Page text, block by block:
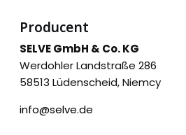
Producent
SELVE GmbH & Co. KG
Werdohler Landstraße 286
58513 Lüdenscheid, Niemcy
info@selve.de